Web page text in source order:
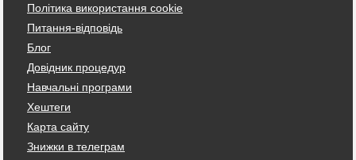
Політика використання cookie
Питання-відповідь
Блог
Довідник процедур
Навчальні програми
Хештеги
Карта сайту
Знижки в телеграм